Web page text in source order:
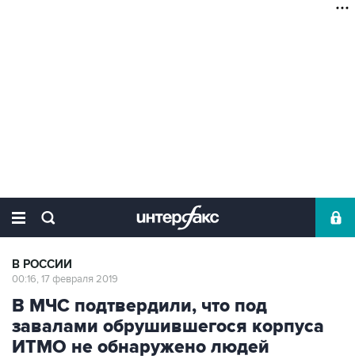
В РОССИИ
00:16, 17 февраля 2019
В МЧС подтвердили, что под
завалами обрушившегося корпуса
ИТМО не обнаружено людей